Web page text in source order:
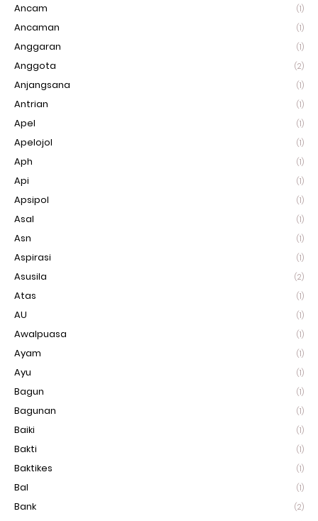
Ancam (1)
Ancaman (1)
Anggaran (1)
Anggota (2)
Anjangsana (1)
Antrian (1)
Apel (1)
Apelojol (1)
Aph (1)
Api (1)
Apsipol (1)
Asal (1)
Asn (1)
Aspirasi (1)
Asusila (2)
Atas (1)
AU (1)
Awalpuasa (1)
Ayam (1)
Ayu (1)
Bagun (1)
Bagunan (1)
Baiki (1)
Bakti (1)
Baktikes (1)
Bal (1)
Bank (2)